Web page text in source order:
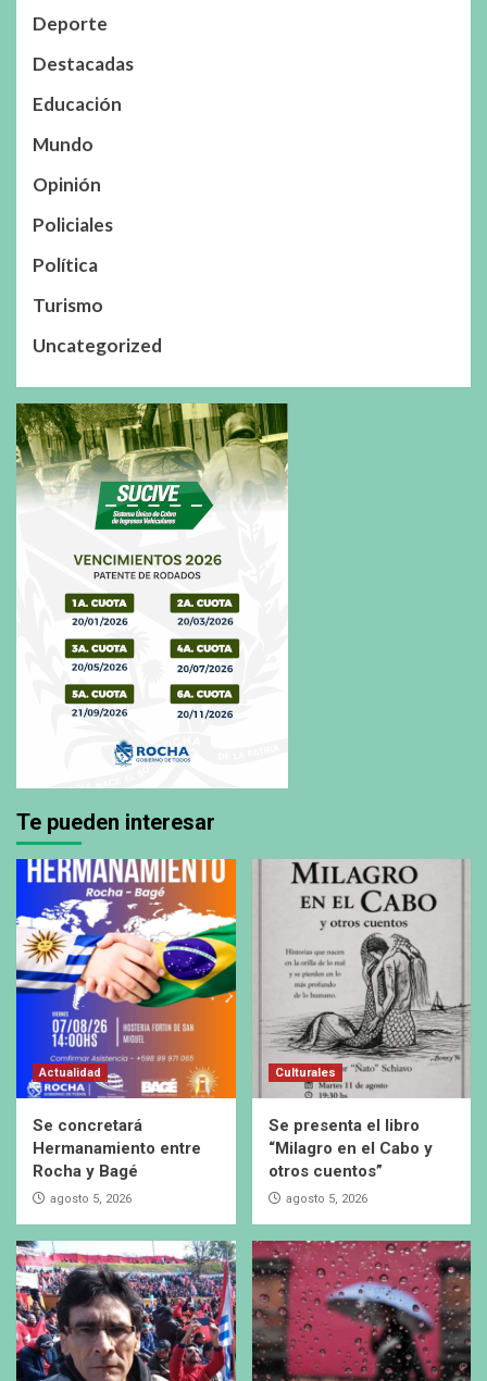
Deporte
Destacadas
Educación
Mundo
Opinión
Policiales
Política
Turismo
Uncategorized
Te pueden interesar
Actualidad
Se concretará
Hermanamiento entre
Rocha y Bagé
agosto 5, 2026
Culturales
Se presenta el libro
“Milagro en el Cabo y
otros cuentos”
agosto 5, 2026